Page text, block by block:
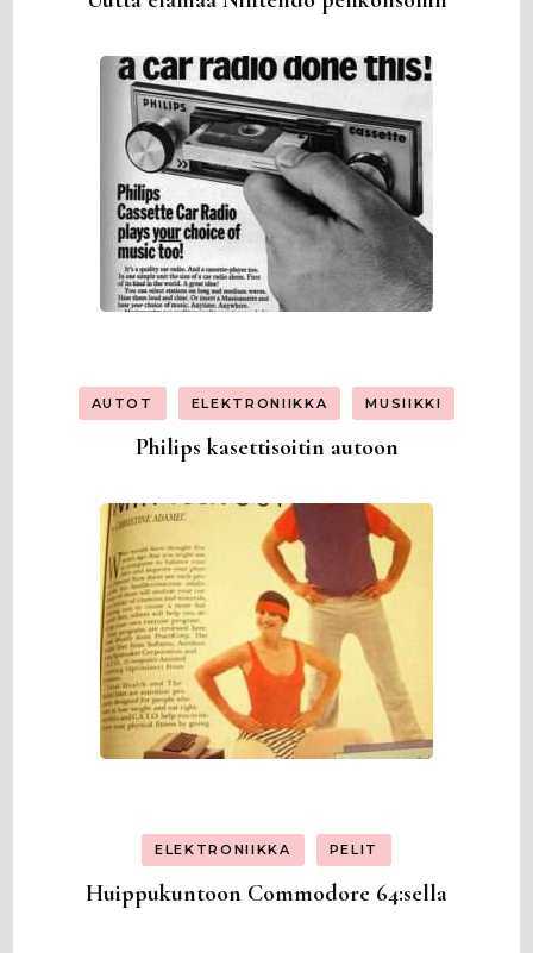
AUTOT ELEKTRONIIKKA MUSIIKKI
Philips kasettisoitin autoon
ELEKTRONIIKKA PELIT
Huippukuntoon Commodore 64:sella